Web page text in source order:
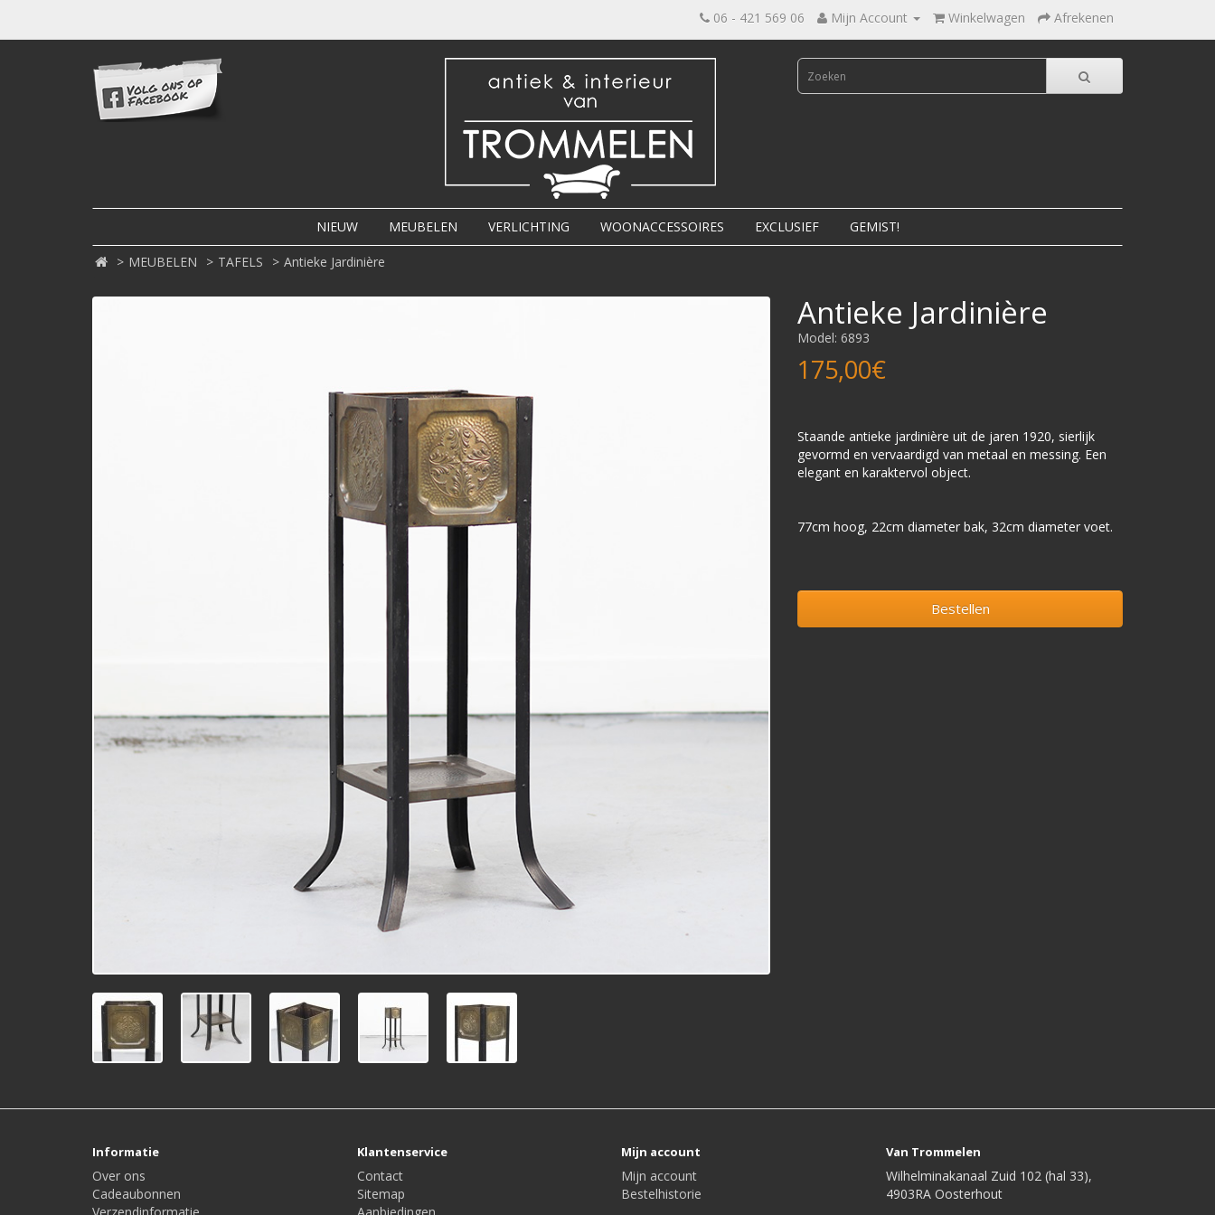
06 - 421 569 06 Mijn Account Winkelwagen Afrekenen
NIEUW MEUBELEN VERLICHTING WOONACCESSOIRES EXCLUSIEF GEMIST!
MEUBELEN TAFELS Antieke Jardinière
Antieke Jardinière
Model: 6893
175,00€
Staande antieke jardinière uit de jaren 1920, sierlijk
gevormd en vervaardigd van metaal en messing. Een
elegant en karaktervol object.
77cm hoog, 22cm diameter bak, 32cm diameter voet.
Bestellen
Informatie
Over ons
Cadeaubonnen
Klantenservice
Contact
Sitemap
Mijn account
Mijn account
Bestelhistorie
Van Trommelen
Wilhelminakanaal Zuid 102 (hal 33),
4903RA Oosterhout